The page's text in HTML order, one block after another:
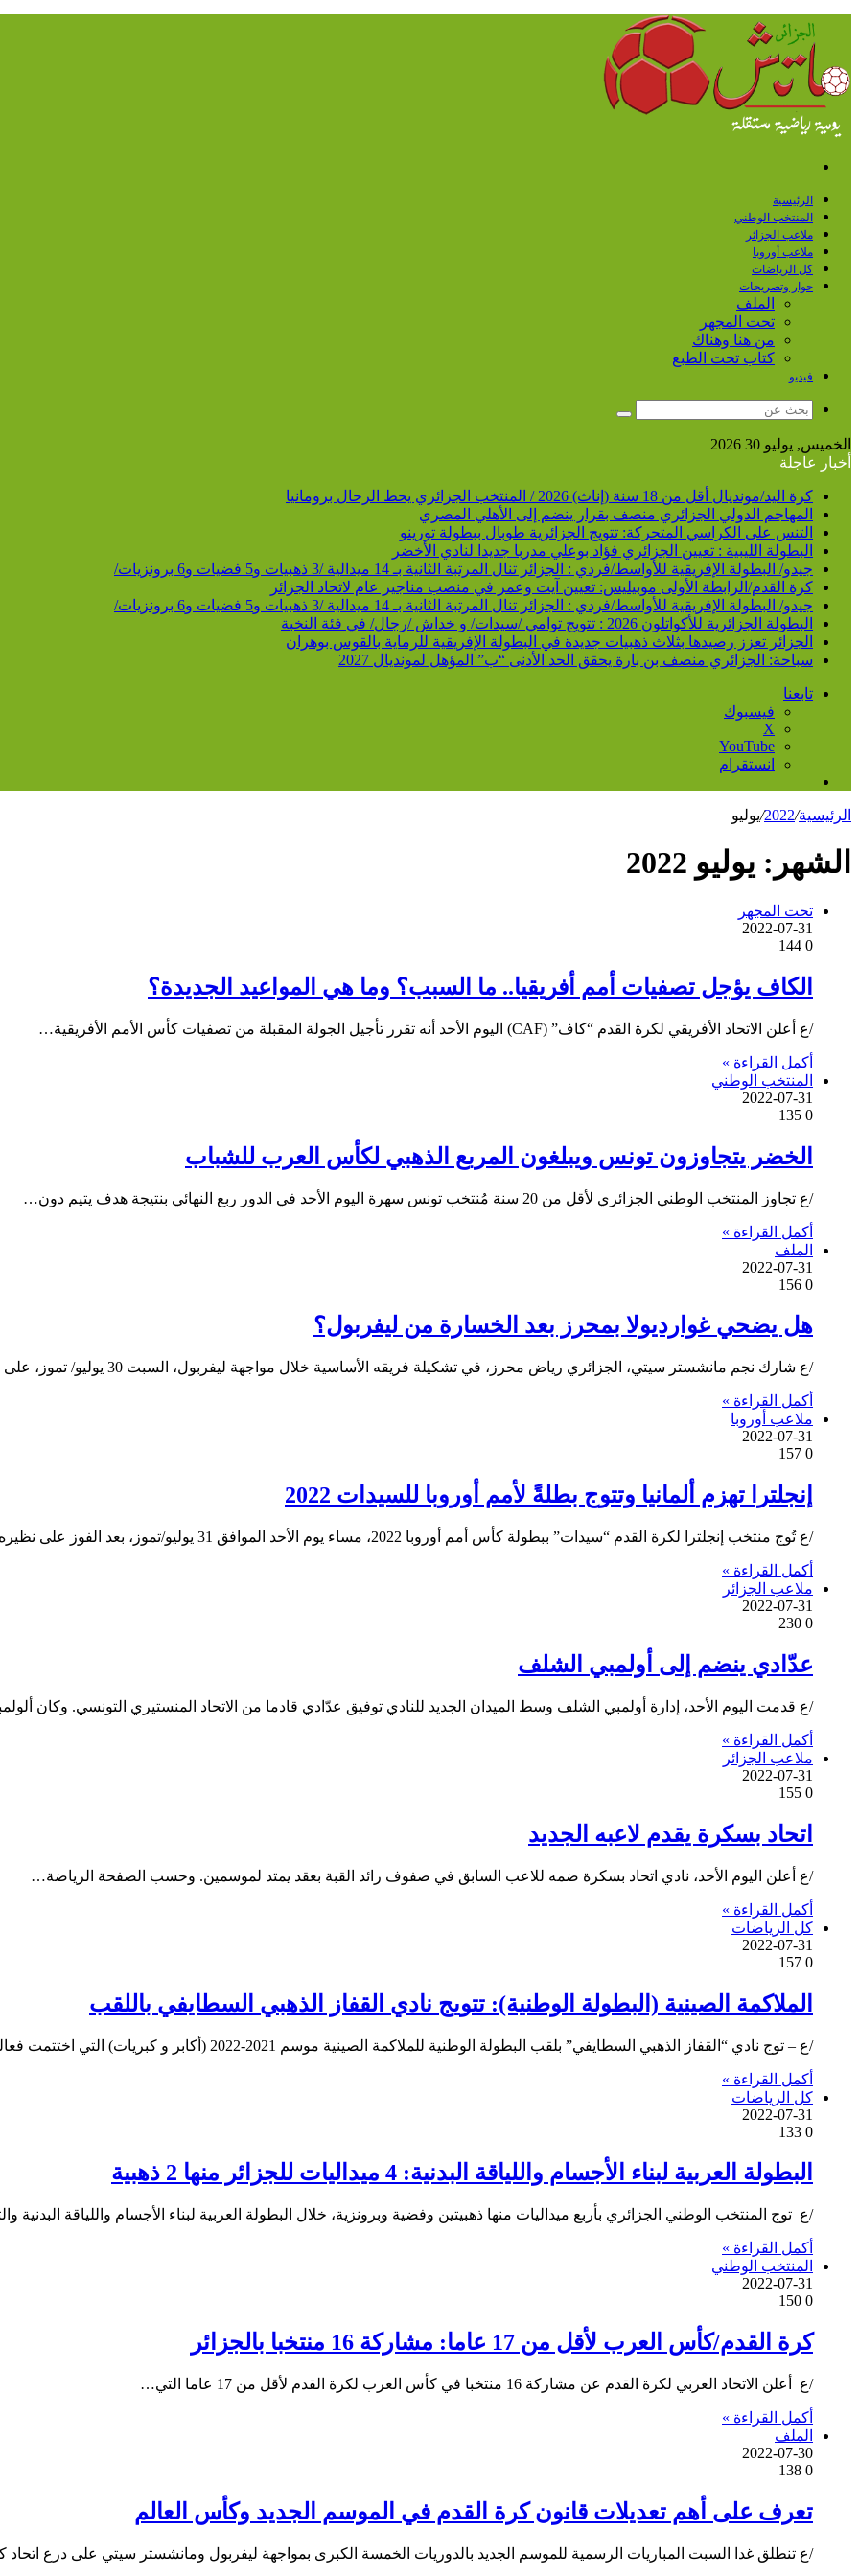
الرئيسية
المنتخب الوطني
ملاعب الجزائر
ملاعب أوروبا
كل الرياضات
حوار وتصريحات
الملف
تحت المجهر
من هنا وهناك
كتاب تحت الطبع
فيديو
بحث
الخميس, يوليو 30 2026
أخبار عاجلة
كرة اليد/مونديال أقل من 18 سنة (إناث) 2026 / المنتخب الجزائري يحط الرحال برومانيا
المهاجم الدولي الجزائري منصف بقرار ينضم إلى الأهلي المصري
التنس على الكراسي المتحركة: تتويج الجزائرية طوبال ببطولة تورينو
البطولة الليبية : تعيين الجزائري فؤاد بوعلي مدربا جديدا لنادي الأخضر
جيدو/ البطولة الإفريقية للأواسط/فردي : الجزائر تنال المرتبة الثانية بـ 14 ميدالية /3 ذهبيات و5 فضيات و6 برونزيات/
كرة القدم/الرابطة الأولى موبيليس: تعيين آيت وعمر في منصب مناجير عام لاتحاد الجزائر
جيدو/ البطولة الإفريقية للأواسط/فردي : الجزائر تنال المرتبة الثانية بـ 14 ميدالية /3 ذهبيات و5 فضيات و6 برونزيات/
البطولة الجزائرية للأكواتلون 2026 : تتويج توامي /سيدات/ و خداش /رجال/ في فئة النخبة
الجزائر تعزز رصيدها بثلاث ذهبيات جديدة في البطولة الإفريقية للرماية بالقوس بوهران
سباحة: الجزائري منصف بن بارة يحقق الحد الأدنى “ب” المؤهل لمونديال 2027
تابعنا
فيسبوك
‫X
‫YouTube
انستقرام
جانبيالرئيسية/
2022
/يوليو
الشهر: يوليو 2022
تحت المجهر
2022-07-31
0
الكاف يؤجل تصفيات أمم أفريقيا.. ما السبب؟ وما هي المواعيد الجديدة؟
/ع أعلن الاتحاد الأفريقي لكرة القدم “كاف” (CAF) اليوم الأحد أنه تقرر تأجيل الجولة المقبلة من تصفيات كأس الأمم الأفريقية…
أكمل القراءة »
المنتخب الوطني
2022-07-31
0
الخضر يتجاوزون تونس ويبلغون المربع الذهبي لكأس العرب للشباب
/ع تجاوز المنتخب الوطني الجزائري لأقل من 20 سنة مُنتخب تونس سهرة اليوم الأحد في الدور ربع النهائي بنتيجة هدف يتيم دون…
أكمل القراءة »
الملف
2022-07-31
0
هل يضحي غوارديولا بمحرز بعد الخسارة من ليفربول؟
/ع شارك نجم مانشستر سيتي، الجزائري رياض محرز، في تشكيلة فريقه الأساسية خلال مواجهة ليفربول، السبت 30 يوليو/ تموز، على لقب درع الاتحاد الإنجليزي 2022،…
أكمل القراءة »
ملاعب أوروبا
2022-07-31
0
إنجلترا تهزم ألمانيا وتتوج بطلةً لأمم أوروبا للسيدات 2022
/ع تُوج منتخب إنجلترا لكرة القدم “سيدات” ببطولة كأس أمم أوروبا 2022، مساء يوم الأحد الموافق 31 يوليو/تموز، بعد الفوز على نظيره الألماني بنتيجة 2-1، على ملعب…
أكمل القراءة »
ملاعب الجزائر
2022-07-31
0
عدّادي ينضم إلى أولمبي الشلف
/ع قدمت اليوم الأحد، إدارة أولمبي الشلف وسط الميدان الجديد للنادي توفيق عدّادي قادما من الاتحاد المنستيري التونسي. وكان
أكمل القراءة »
ملاعب الجزائر
2022-07-31
0
اتحاد بسكرة يقدم لاعبه الجديد
/ع أعلن اليوم الأحد، نادي اتحاد بسكرة ضمه للاعب السابق في صفوف رائد القبة بعقد يمتد لموسمين. وحسب الصفحة الرياضة…
أكمل القراءة »
كل الرياضات
2022-07-31
0
الملاكمة الصينية (البطولة الوطنية): تتويج نادي القفاز الذهبي السطايفي باللقب
/ع – توج نادي “القفاز الذهبي السطايفي” بلقب البطولة الوطنية للملاكمة الصينية موسم 2021-2022 (أكابر و كبريات) التي اختتمت فعالياتها…
أكمل القراءة »
كل الرياضات
2022-07-31
0
البطولة العربية لبناء الأجسام واللياقة البدنية: 4 ميداليات للجزائر منها 2 ذهبية
/ع توج المنتخب الوطني الجزائري بأربع ميداليات منها ذهبيتين وفضية وبرونزية، خلال البطولة العربية لبناء الأجسام واللياقة البدنية
أكمل القراءة »
المنتخب الوطني
2022-07-31
0
كرة القدم/كأس العرب لأقل من 17 عاما: مشاركة 16 منتخبا بالجزائر
/ع أعلن الاتحاد العربي لكرة القدم عن مشاركة 16 منتخبا في كأس العرب لكرة القدم لأقل من 17 عاما التي…
أكمل القراءة »
الملف
2022-07-30
0
تعرف على أهم تعديلات قانون كرة القدم في الموسم الجديد وكأس العالم
/ع تنطلق غدا السبت المباريات الرسمية للموسم الجديد بالدوريات الخمسة الكبرى بمواجهة ليفربول ومانشستر سيتي على درع اتحاد